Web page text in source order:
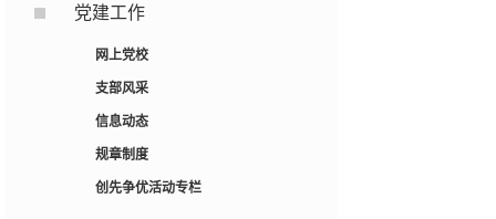
党建工作
网上党校
支部风采
信息动态
规章制度
创先争优活动专栏